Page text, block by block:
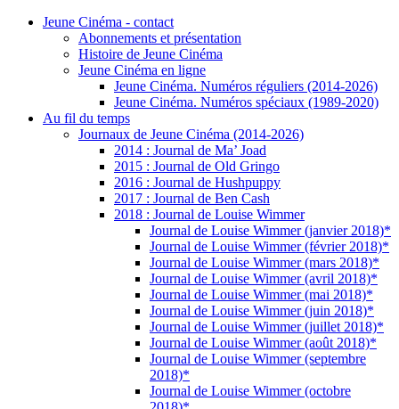
Jeune Cinéma - contact
Abonnements et présentation
Histoire de Jeune Cinéma
Jeune Cinéma en ligne
Jeune Cinéma. Numéros réguliers (2014-2026)
Jeune Cinéma. Numéros spéciaux (1989-2020)
Au fil du temps
Journaux de Jeune Cinéma (2014-2026)
2014 : Journal de Ma’ Joad
2015 : Journal de Old Gringo
2016 : Journal de Hushpuppy
2017 : Journal de Ben Cash
2018 : Journal de Louise Wimmer
Journal de Louise Wimmer (janvier 2018)*
Journal de Louise Wimmer (février 2018)*
Journal de Louise Wimmer (mars 2018)*
Journal de Louise Wimmer (avril 2018)*
Journal de Louise Wimmer (mai 2018)*
Journal de Louise Wimmer (juin 2018)*
Journal de Louise Wimmer (juillet 2018)*
Journal de Louise Wimmer (août 2018)*
Journal de Louise Wimmer (septembre
2018)*
Journal de Louise Wimmer (octobre